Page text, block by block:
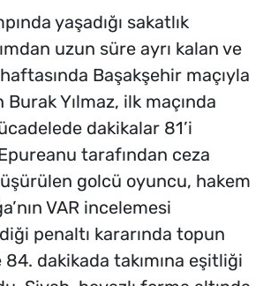
yaşadığı sakatlık
uzun süre ayrı kalan ve
Başakşehir maçıyla
Yılmaz, ilk maçında
dakikalar 81’i
tarafından ceza
golcü oyuncu, hakem
VAR incelemesi
penaltı kararında topun
84. dakikada takımına eşitliği